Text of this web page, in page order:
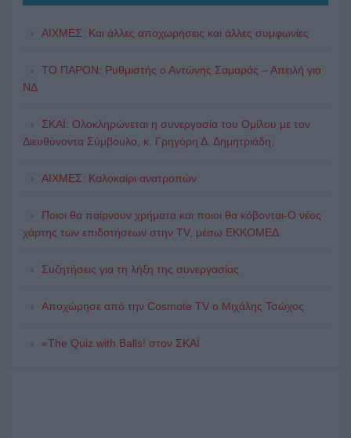
ΑΙΧΜΕΣ: Και άλλες αποχωρήσεις και άλλες συμφωνίες
ΤΟ ΠΑΡΟΝ: Ρυθμιστής ο Αντώνης Σαμαράς – Απειλή για
ΝΔ
ΣΚΑΪ: Ολοκληρώνεται η συνεργασία του Ομίλου με τον
Διευθύνοντα Σύμβουλο, κ. Γρηγόρη Δ. Δημητριάδη,
ΑΙΧΜΕΣ: Καλοκαίρι ανατροπών
Ποιοι θα παίρνουν χρήματα και ποιοι θα κόβονται-Ο νέος
χάρτης των επιδοτήσεων στην TV, μέσω ΕΚΚΟΜΕΔ
Συζητήσεις για τη λήξη της συνεργασίας
Αποχώρησε από την Cosmote TV o Μιχάλης Τσώχος
«The Quiz with Balls! στον ΣΚΑΪ